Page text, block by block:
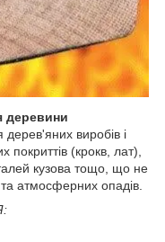
деревини
виробів і
покриттів (крокв, лат),
кузова тощо, що не
атмосферних опадів.